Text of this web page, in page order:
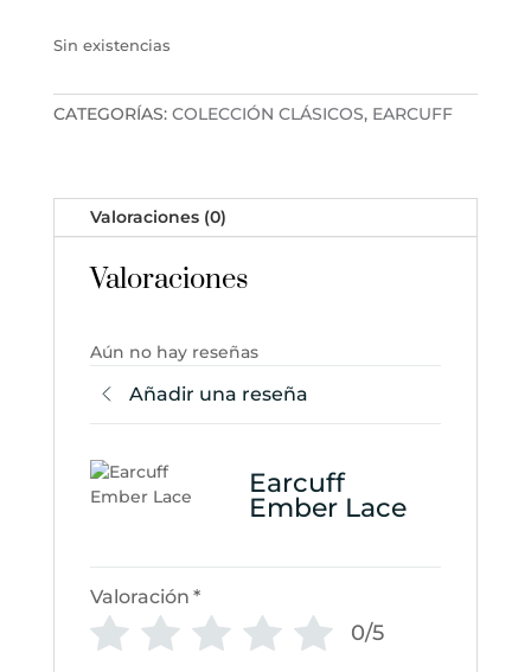
Sin existencias
CATEGORÍAS: COLECCIÓN CLÁSICOS, EARCUFF
Valoraciones (0)
Valoraciones
Aún no hay reseñas
Añadir una reseña
Earcuff
Ember Lace
Valoración *
0/5